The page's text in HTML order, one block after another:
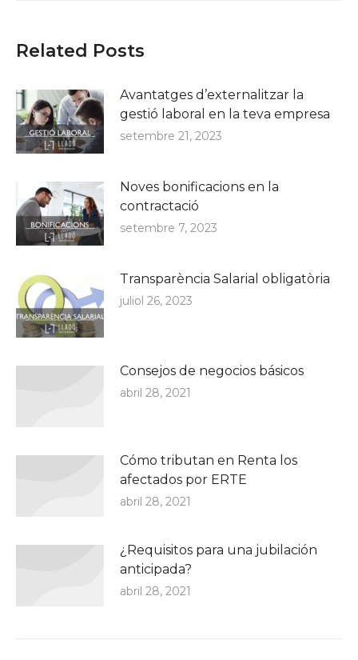
Related Posts
Avantatges d’externalitzar la
gestió laboral en la teva empresa
setembre 21, 2023
Noves bonificacions en la
contractació
setembre 7, 2023
Transparència Salarial obligatòria
juliol 26, 2023
Consejos de negocios básicos
abril 28, 2021
Cómo tributan en Renta los
afectados por ERTE
abril 28, 2021
¿Requisitos para una jubilación
anticipada?
abril 28, 2021